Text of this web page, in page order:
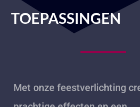
TOEPASSINGEN
Met onze feestverlichting